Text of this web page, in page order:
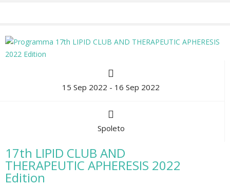
15 Sep 2022 - 16 Sep 2022
Spoleto
17th LIPID CLUB AND
THERAPEUTIC APHERESIS 2022
Edition